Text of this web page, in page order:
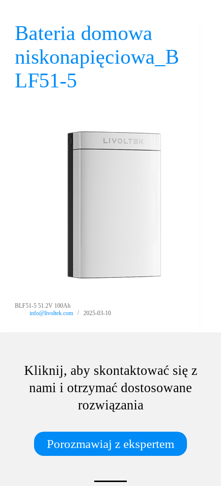
Bateria domowa
niskonapięciowa_B
LF51-5
BLF51-5 51.2V 100Ah
info@livoltek.com
2025-03-10
Kliknij, aby skontaktować się z
nami i otrzymać dostosowane
rozwiązania
Porozmawiaj z ekspertem